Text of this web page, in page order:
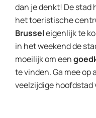
dan je denkt! De stad
het toeristische
Brusseleigenlijk te
in het weekend de
moeilijk om een
te vinden. Ga mee
veelzijdige hoofdstad